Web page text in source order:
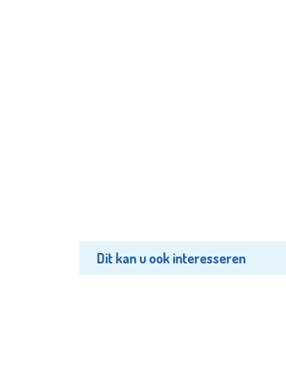
Dit kan u ook interesseren